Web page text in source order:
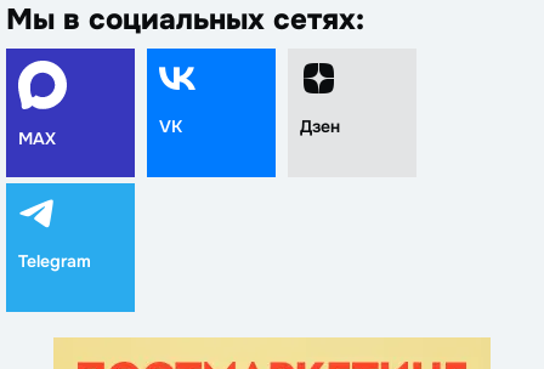
Мы в социальных сетях:
MAX
VK Дзен
Telegram